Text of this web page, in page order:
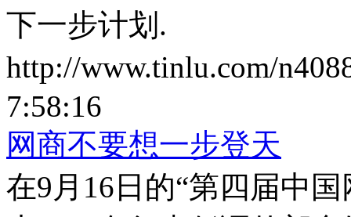
下一步计划.
http://www.tinlu.com/
7:58:16
网商不要想一步登天
在9月16日的“第四届中